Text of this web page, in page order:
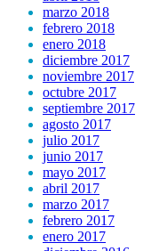
marzo 2018
febrero 2018
enero 2018
diciembre 2017
noviembre 2017
octubre 2017
septiembre 2017
agosto 2017
julio 2017
junio 2017
mayo 2017
abril 2017
marzo 2017
febrero 2017
enero 2017